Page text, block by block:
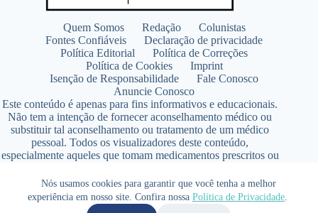
Nós usamos cookies para garantir que você tenha a melhor
experiência em nosso site. Confira nossa Política de Privacidade.
Quem Somos Redação
Colunistas
Fontes Confiáveis
Declaração de privacidade
Política Editorial
Política de Correções
Política de Cookies
Imprint
Isenção de Responsabilidade
Fale Conosco
Anuncie Conosco
Este conteúdo é apenas para fins informativos e educacionais.
Não tem a intenção de fornecer aconselhamento médico ou
substituir tal aconselhamento ou tratamento de um médico
pessoal. Todos os visualizadores deste conteúdo,
especialmente aqueles que tomam medicamentos prescritos ou
qualquer programa de nutrição, suplementação ou estilo de
vida.